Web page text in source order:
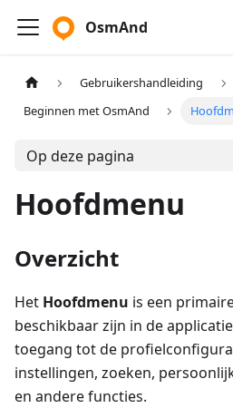
OsmAnd
Gebruikershandleiding
Beginnen met OsmAnd
Op deze pagina
Hoofdmenu
Overzicht
Het Hoofdmenu is een
beschikbaar zijn in de
toegang tot de
instellingen, zoeken,
en andere functies.